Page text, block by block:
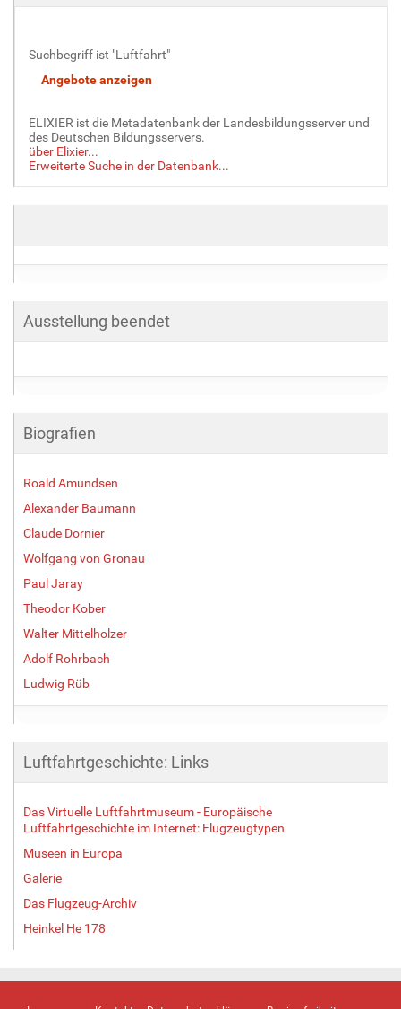
Suchbegriff ist "Luftfahrt"
ELIXIER ist die Metadatenbank der Landesbildungsserver und
des Deutschen Bildungsservers.
über Elixier...
Erweiterte Suche in der Datenbank...
Ausstellung beendet
Biografien
Roald Amundsen
Alexander Baumann
Claude Dornier
Wolfgang von Gronau
Paul Jaray
Theodor Kober
Walter Mittelholzer
Adolf Rohrbach
Ludwig Rüb
Luftfahrtgeschichte: Links
Das Virtuelle Luftfahrtmuseum - Europäische
Luftfahrtgeschichte im Internet: Flugzeugtypen
Museen in Europa
Galerie
Das Flugzeug-Archiv
Heinkel He 178